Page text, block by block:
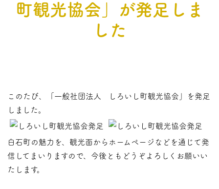
町観光協会」が発足しま
した
このたび、「一般社団法人 しろいし町観光協会」を発足
しました。
白石町の魅力を、観光面からホームページなどを通じて発
信してまいりますので、今後ともどうぞよろしくお願いい
たします。